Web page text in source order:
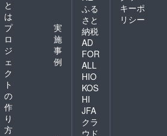
と
は
プ
ロ
ジ
ェ
ク
ト
の
作
り
方
実
施
事
例
ふる
さと
納税
AD
FOR
ALL
HIO
KOS
HI
JFA
クラ
ウド
キーポ
リシー